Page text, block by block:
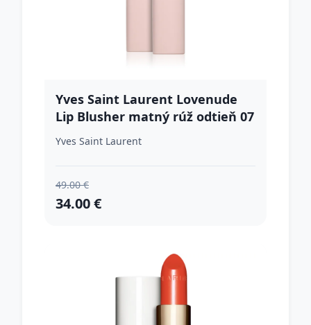
Yves Saint Laurent Lovenude
Lip Blusher matný rúž odtieň 07
Illicit Nude 3 g
Yves Saint Laurent
49.00 €
34.00 €